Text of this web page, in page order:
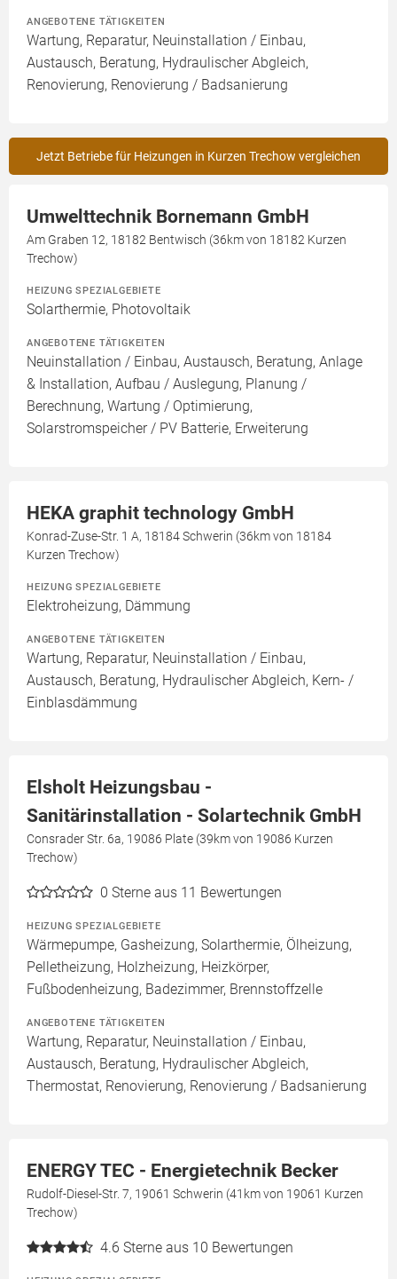
ANGEBOTENE TÄTIGKEITEN
Wartung, Reparatur, Neuinstallation / Einbau,
Austausch, Beratung, Hydraulischer Abgleich,
Renovierung, Renovierung / Badsanierung
Jetzt Betriebe für Heizungen in Kurzen Trechow vergleichen
Umwelttechnik Bornemann GmbH
Am Graben 12, 18182 Bentwisch (36km von 18182 Kurzen
Trechow)
HEIZUNG SPEZIALGEBIETE
Solarthermie, Photovoltaik
ANGEBOTENE TÄTIGKEITEN
Neuinstallation / Einbau, Austausch, Beratung, Anlage
& Installation, Aufbau / Auslegung, Planung /
Berechnung, Wartung / Optimierung,
Solarstromspeicher / PV Batterie, Erweiterung
HEKA graphit technology GmbH
Konrad-Zuse-Str. 1 A, 18184 Schwerin (36km von 18184
Kurzen Trechow)
HEIZUNG SPEZIALGEBIETE
Elektroheizung, Dämmung
ANGEBOTENE TÄTIGKEITEN
Wartung, Reparatur, Neuinstallation / Einbau,
Austausch, Beratung, Hydraulischer Abgleich, Kern- /
Einblasdämmung
Elsholt Heizungsbau -
Sanitärinstallation - Solartechnik GmbH
Consrader Str. 6a, 19086 Plate (39km von 19086 Kurzen
Trechow)
0 Sterne aus 11 Bewertungen
HEIZUNG SPEZIALGEBIETE
Wärmepumpe, Gasheizung, Solarthermie, Ölheizung,
Pelletheizung, Holzheizung, Heizkörper,
Fußbodenheizung, Badezimmer, Brennstoffzelle
ANGEBOTENE TÄTIGKEITEN
Wartung, Reparatur, Neuinstallation / Einbau,
Austausch, Beratung, Hydraulischer Abgleich,
Thermostat, Renovierung, Renovierung / Badsanierung
ENERGY TEC - Energietechnik Becker
Rudolf-Diesel-Str. 7, 19061 Schwerin (41km von 19061 Kurzen
Trechow)
4.6 Sterne aus 10 Bewertungen